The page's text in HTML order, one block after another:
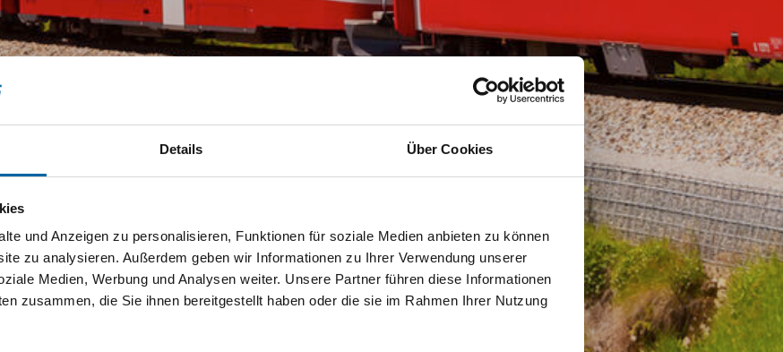
Details Über Cookies
und Anzeigen zu personalisieren, Funktionen für soziale Medien anbieten zu können
zu analysieren. Außerdem geben wir Informationen zu Ihrer Verwendung unserer
Medien, Werbung und Analysen weiter. Unsere Partner führen diese Informationen
zusammen, die Sie ihnen bereitgestellt haben oder die sie im Rahmen Ihrer Nutzung